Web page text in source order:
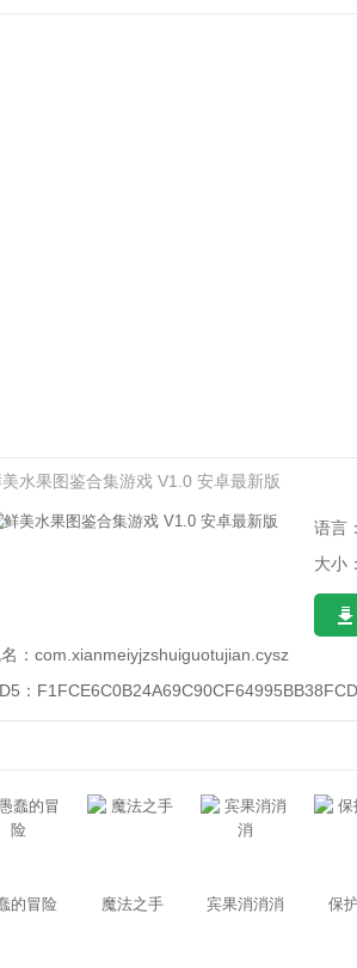
水果图鉴合集游戏 V1.0 安卓最新版
语言
大小
： com.xianmeiyjzshuiguotujian.cysz
：
的冒险 魔法之手 宾果消消消 保